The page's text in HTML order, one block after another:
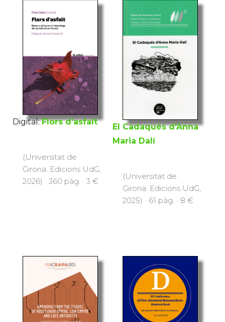
Digital: Flors d’asfalt
(Universitat de
Girona. Edicions UdG,
2026) · 360 pàg. · 3 €
El Cadaqués d'Anna
Maria Dalí
(Universitat de
Girona. Edicions UdG,
2025) · 61 pàg. · 8 €